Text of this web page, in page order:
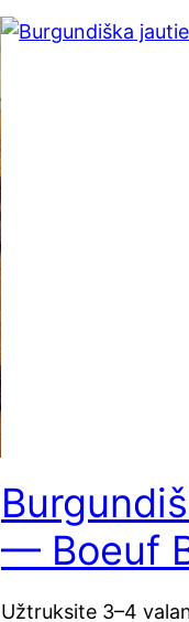
— Boeuf
Užtruk­si­te 3–4